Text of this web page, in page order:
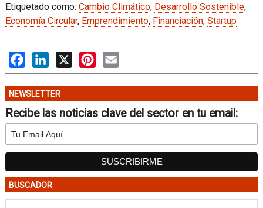
Etiquetado como: Cambio Climático, Desarrollo Sostenible,
Economía Circular, Emprendimiento, Financiación, Startup
FacebookLinkedIn
X PinterestEmail
NEWSLETTER
Recibe las noticias clave del sector en tu email:
BUSCADOR